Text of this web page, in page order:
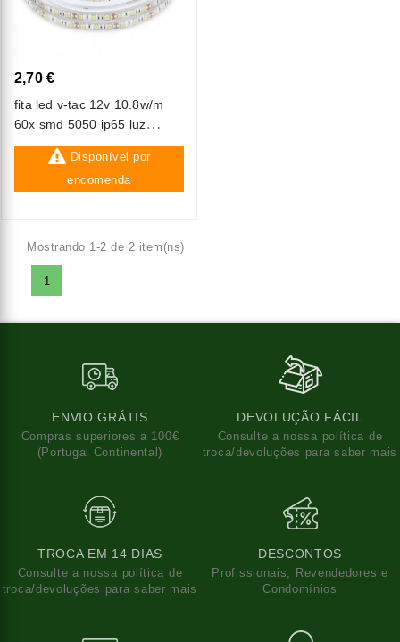
2,70 €
fita led v-tac 12v 10.8w/m
60x smd 5050 ip65 luz
natural (4500k) (1m)
Disponível por
encomenda
Mostrando 1-2 de 2 item(ns)
1
ENVIO GRÁTIS
Compras superiores a 100€
(Portugal Continental)
DEVOLUÇÃO FÁCIL
Consulte a nossa política de
troca/devoluções para saber mais
TROCA EM 14 DIAS
Consulte a nossa política de
troca/devoluções para saber mais
DESCONTOS
Profissionais, Revendedores e
Condomínios